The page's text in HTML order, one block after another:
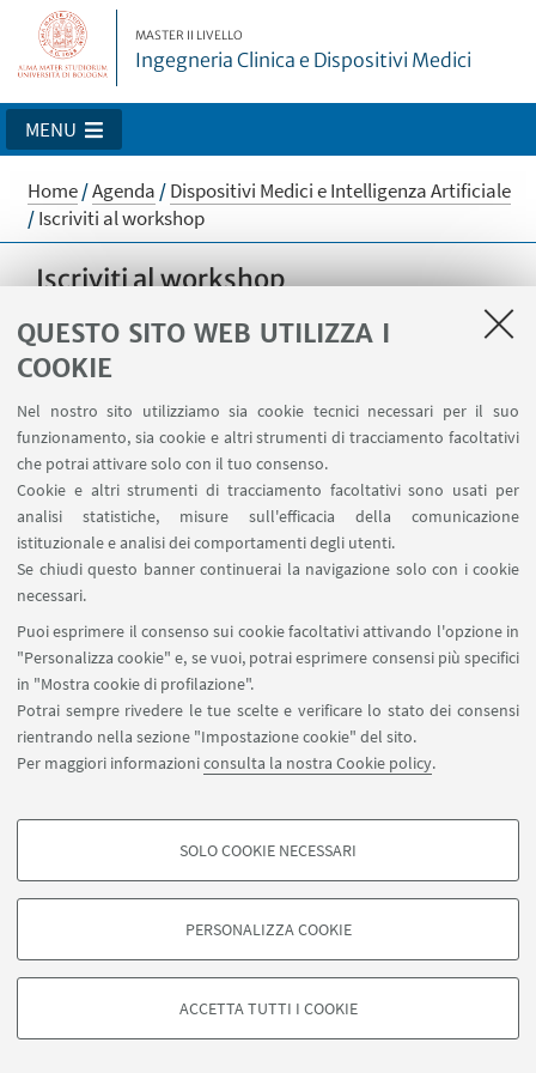
QUESTO SITO WEB UTILIZZA I
COOKIE
Nel nostro sito utilizziamo sia cookie tecnici necessari per il suo
funzionamento, sia cookie e altri strumenti di tracciamento facoltativi
che potrai attivare solo con il tuo consenso.
Cookie e altri strumenti di tracciamento facoltativi sono usati per
analisi statistiche, misure sull'efficacia della comunicazione
istituzionale e analisi dei comportamenti degli utenti.
Se chiudi questo banner continuerai la navigazione solo con i cookie
necessari.
Puoi esprimere il consenso sui cookie facoltativi attivando l'opzione in
"Personalizza cookie" e, se vuoi, potrai esprimere consensi più specifici
in "Mostra cookie di profilazione".
Potrai sempre rivedere le tue scelte e verificare lo stato dei consensi
rientrando nella sezione "Impostazione cookie" del sito.
Per maggiori informazioniconsulta la nostra Cookie policy.
COOKIE DI PROFILAZIONE - FACOLTATIVI
degli utenti, creare profili in base al loro comportamento sul sito, per analisi
di marketing.
Google/Youtube Video
SOLO COOKIE NECESSARI
PERSONALIZZA COOKIE
ACCETTA TUTTI I COOKIE
MASTER II LIVELLO
Ingegneria Clinica e Dispositivi Medici
MENU
Home/Agenda /Dispositivi Medici e Intelligenza Artificiale
/Iscriviti al workshop
Iscriviti al workshop
Siamo spiacenti, non è più possibile effettuare l'iscrizione.
Contatti
©Copyright 2026 - ALMA MATER STUDIORUM - Università di
Privacy- Note legali-Impostazioni Cookie